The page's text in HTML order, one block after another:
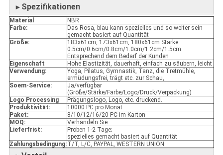
► Spezifikationen
Material
NBR
Farbe:
Das Rosa, blau kann spezielles und so weiter sein
gemacht basiert auf Quantität
Größe:
183x61cm, 173x61cm, 180x61cm Stärke:
0.5cm/0.6cm/0.8cm/1.0cm/1.2cm/1.5cm.
Entsprechend dem Bedarf der Kunden
Eigenschaft
Hohe Elastizität, dauerhaft, einfach zu säubern, leicht
Verwendung:
Yoga, Pilatus, Gymnastik, Tanz, die Tretmühle,
ermüdungsfrei, trägt etc. zur Schau,
Soem-Service:
Ja/verfügbar
(Größe/Stärke/Farbe/Logo/Druck/Verpackung)
Logo Processing
Prägungslogo, Logo, etc. druckend.
Produktivität:
10000 PC pro Monat
Paket:
8/10/12/16/20 PC im Karton
MOQ:
Verhandeln Sie
Lieferfrist:
Proben 1-2 Tage;
spezielles gemacht basiert auf Quantität
Zahlungsbedingung:T/T, L/C, PAYPAL, WESTERN UNION